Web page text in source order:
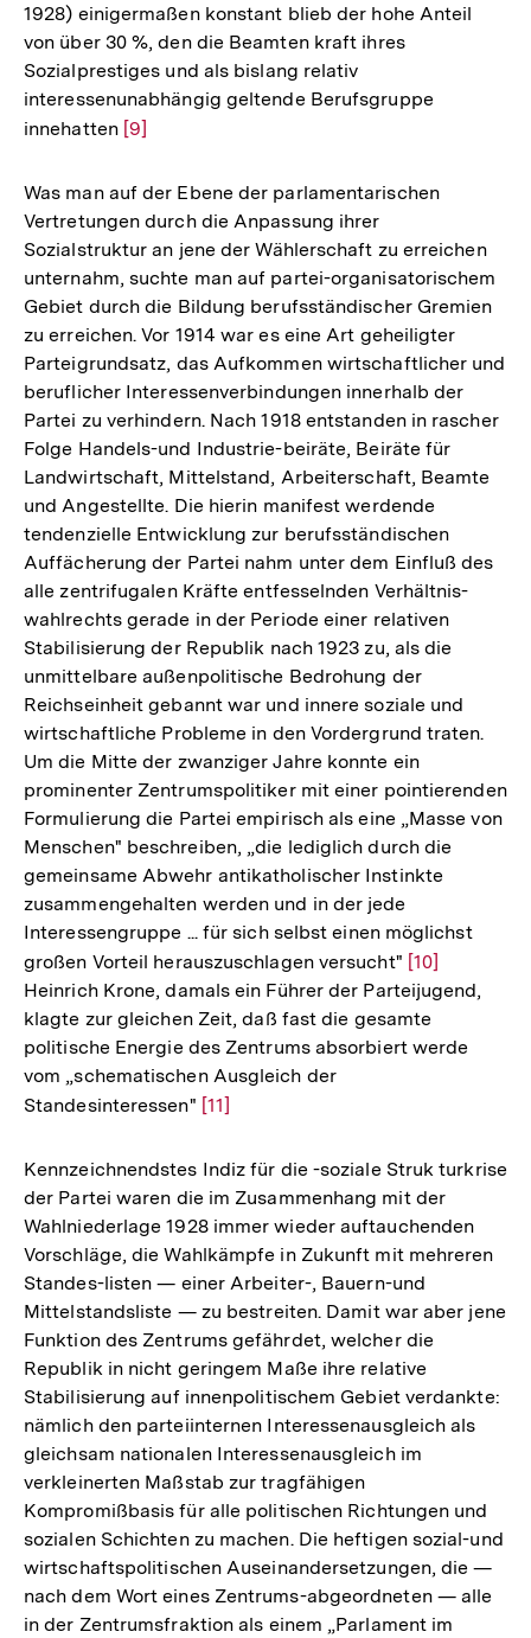
1928) einigermaßen konstant blieb der hohe Anteil
von über 30 %, den die Beamten kraft ihres
Sozialprestiges und als bislang relativ
interessenunabhängig geltende Berufsgruppe
innehatten Zur
der
Fußnote
[9]
Was man auf der Ebene der parlamentarischen
Vertretungen durch die Anpassung ihrer
Sozialstruktur an jene der Wählerschaft zu erreichen
unternahm, suchte man auf partei-organisatorischem
Gebiet durch die Bildung berufsständischer Gremien
zu erreichen. Vor 1914 war es eine Art geheiligter
Parteigrundsatz, das Aufkommen wirtschaftlicher und
beruflicher Interessenverbindungen innerhalb der
Partei zu verhindern. Nach 1918 entstanden in rascher
Folge Handels-und Industrie-beiräte, Beiräte für
Landwirtschaft, Mittelstand, Arbeiterschaft, Beamte
und Angestellte. Die hierin manifest werdende
tendenzielle Entwicklung zur berufsständischen
Auffächerung der Partei nahm unter dem Einfluß des
alle zentrifugalen Kräfte entfesselnden Verhältnis-
wahlrechts gerade in der Periode einer relativen
Stabilisierung der Republik nach 1923 zu, als die
unmittelbare außenpolitische Bedrohung der
Reichseinheit gebannt war und innere soziale und
wirtschaftliche Probleme in den Vordergrund traten.
Um die Mitte der zwanziger Jahre konnte ein
prominenter Zentrumspolitiker mit einer pointierenden
Formulierung die Partei empirisch als eine „Masse von
Menschen" beschreiben, „die lediglich durch die
gemeinsame Abwehr antikatholischer Instinkte
zusammengehalten werden und in der jede
Interessengruppe ... für sich selbst einen möglichst
großen Vorteil herauszuschlagen versucht" Zur
Auflösung
der
Fußnote
[10]
Heinrich Krone, damals ein Führer der Parteijugend,
klagte zur gleichen Zeit, daß fast die gesamte
politische Energie des Zentrums absorbiert werde
vom „schematischen Ausgleich der
Standesinteressen" Zur
der
Fußnote
[11]
Kennzeichnendstes Indiz für die -soziale Struk turkrise
der Partei waren die im Zusammenhang mit der
Wahlniederlage 1928 immer wieder auftauchenden
Vorschläge, die Wahlkämpfe in Zukunft mit mehreren
Standes-listen — einer Arbeiter-, Bauern-und
Mittelstandsliste — zu bestreiten. Damit war aber jene
Funktion des Zentrums gefährdet, welcher die
Republik in nicht geringem Maße ihre relative
Stabilisierung auf innenpolitischem Gebiet verdankte:
nämlich den parteiinternen Interessenausgleich als
gleichsam nationalen Interessenausgleich im
verkleinerten Maßstab zur tragfähigen
Kompromißbasis für alle politischen Richtungen und
sozialen Schichten zu machen. Die heftigen sozial-und
wirtschaftspolitischen Auseinandersetzungen, die —
nach dem Wort eines Zentrums-abgeordneten — alle
in der Zentrumsfraktion als einem „Parlament im